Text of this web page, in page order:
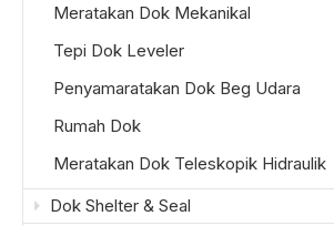
Meratakan Dok Mekanikal
Tepi Dok Leveler
Penyamaratakan Dok Beg Udara
Rumah Dok
Meratakan Dok Teleskopik Hidraulik
Dok Shelter & Seal